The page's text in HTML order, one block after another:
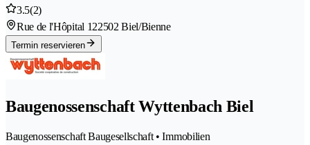
3.5(2)
Rue de l'Hôpital 122502 Biel/Bienne
Termin reservieren
Baugenossenschaft Wyttenbach Biel
Baugenossenschaft Baugesellschaft • Immobilien